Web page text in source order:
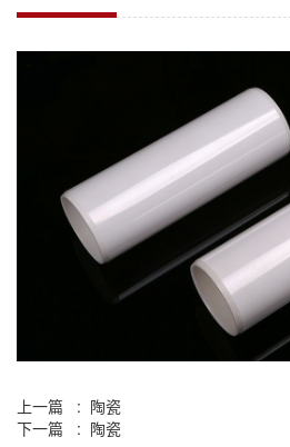
上一篇 : 陶瓷
下一篇 : 陶瓷